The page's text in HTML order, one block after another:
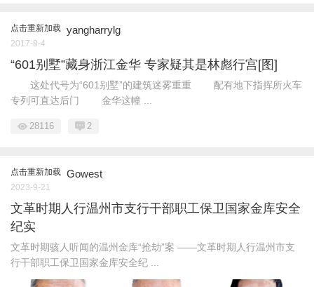
点击重新加载 yangharrylg
2017-8-4
“601别墅”藏身浙江金华 专家疑其是林彪行宫[图]
这处代号为“601别墅”的建筑迷雾重重 配有地下指挥所火车
专列可直达后门 金华这幢 ...
28116 2
点击重新加载 Gowest
2023-9-21
文革时期人行温州市支行干部职工保卫国家金库安全
纪实
文革时期骇人听闻的温州金库“抢劫”案 ——文革时期人行温州市支
行干部职工保卫国家金库安全纪 ...